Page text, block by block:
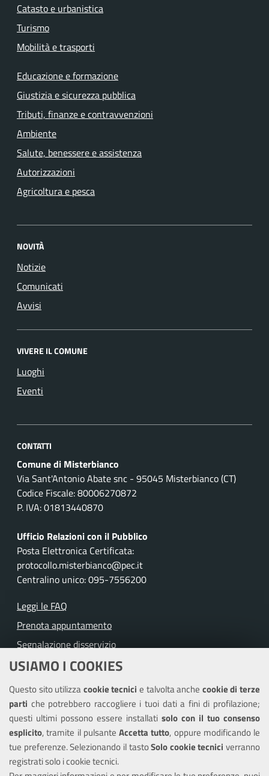
USIAMO I COOKIES
Questo sito utilizzacookie tecnicie talvolta anche cookie di terze
parti che potrebbero raccogliere i tuoi dati a fini di profilazione;
questi ultimi possono essere installati solo con il tuo consenso
esplicito, tramite il pulsante Accetta tutto, oppure modificando le
tue preferenze. Selezionando il tastoSolo cookie tecnici verranno
registrati solo i cookie tecnici.
Catasto e urbanistica
Turismo
Mobilità e trasporti
Educazione e formazione
Giustizia e sicurezza pubblica
Tributi, finanze e contravvenzioni
Ambiente
Salute, benessere e assistenza
Autorizzazioni
Agricoltura e pesca
NOVITÀ
Notizie
Comunicati
Avvisi
VIVERE IL COMUNE
Luoghi
Eventi
CONTATTI
Comune di Misterbianco
Via Sant'Antonio Abate snc - 95045 Misterbianco (CT)
Codice Fiscale: 80006270872
P. IVA: 01813440870
Ufficio Relazioni con il Pubblico
Posta Elettronica Certificata:
protocollo.misterbianco@pec.it
Centralino unico: 095-7556200
Leggi le FAQ
Prenota appuntamento
Segnalazione disservizio
Richiesta assistenza
Amministrazione trasparente
Informativa privacy
Note legali
Piano di miglioramento del sito
Dichiarazione di accessibilità